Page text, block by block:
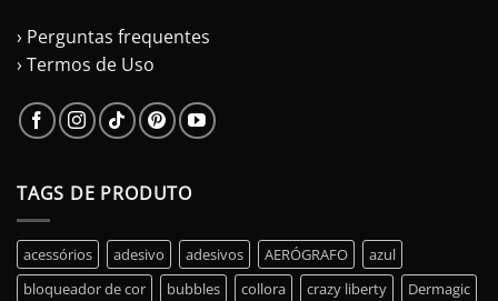
› Perguntas frequentes
› Termos de Uso
TAGS DE PRODUTO
acessórios adesivo adesivos AERÓGRAFO
azul
bloqueador de cor
bubbles collora crazy liberty
Dermagic